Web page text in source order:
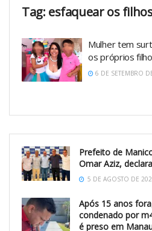
Tag: esfaquear os
Mulher tem
os próprios
6 DE SETEMBRO
Prefeito de
Omar Aziz,
5 DE AGOSTO DE
Após 15 anos
condenado por
é preso em